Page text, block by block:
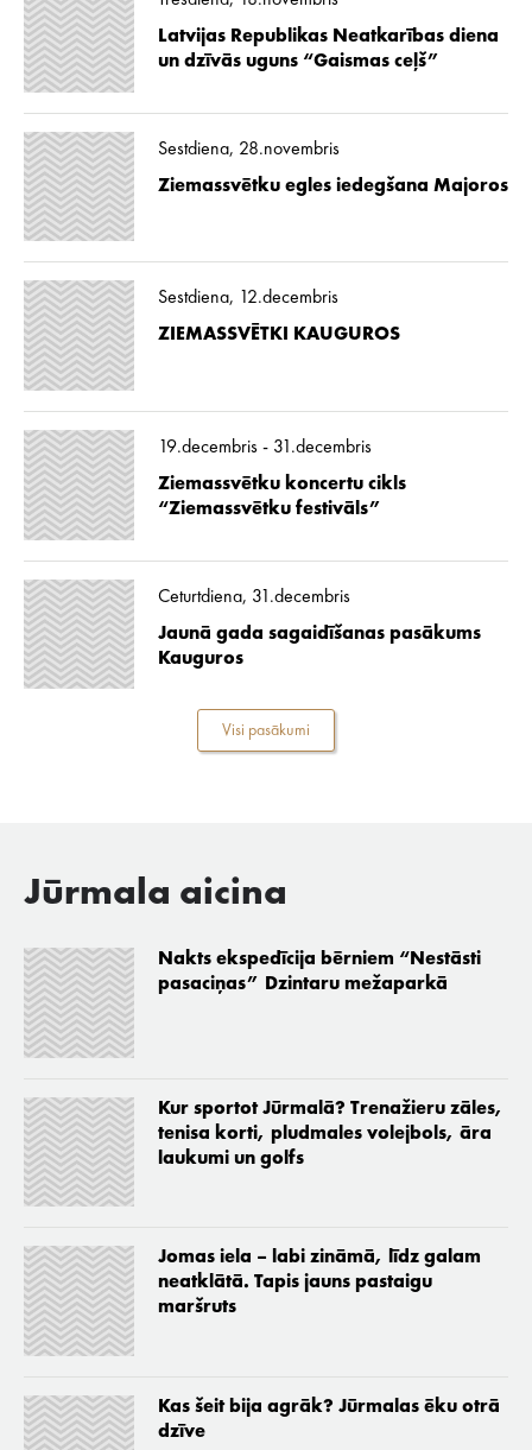
Latvijas Republikas Neatkarības diena
un dzīvās uguns “Gaismas ceļš”
Sestdiena, 28.novembris
Ziemassvētku egles iedegšana Majoros
Sestdiena, 12.decembris
ZIEMASSVĒTKI KAUGUROS
19.decembris - 31.decembris
Ziemassvētku koncertu cikls
“Ziemassvētku festivāls”
Ceturtdiena, 31.decembris
Jaunā gada sagaidīšanas pasākums
Kauguros
Visi pasākumi
Jūrmala aicina
Nakts ekspedīcija bērniem “Nestāsti
pasaciņas” Dzintaru mežaparkā
Kur sportot Jūrmalā? Trenažieru zāles,
tenisa korti, pludmales volejbols, āra
laukumi un golfs
Jomas iela – labi zināmā, līdz galam
neatklātā. Tapis jauns pastaigu
maršruts
Kas šeit bija agrāk? Jūrmalas ēku otrā
dzīve